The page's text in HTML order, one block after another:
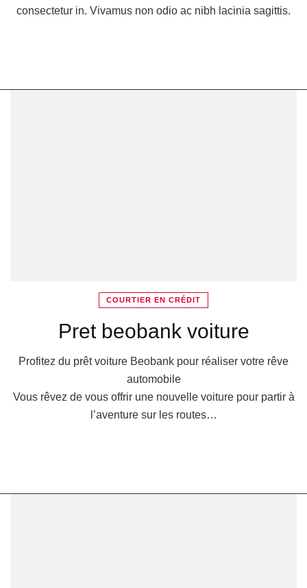
consectetur in. Vivamus non odio ac nibh lacinia sagittis.
COURTIER EN CRÉDIT
Pret beobank voiture
Profitez du prêt voiture Beobank pour réaliser votre rêve
automobile
Vous rêvez de vous offrir une nouvelle voiture pour partir à
l’aventure sur les routes…